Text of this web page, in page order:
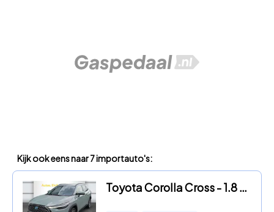
Kijk ook eens naar 7 importauto's:
Toyota Corolla Cross - 1.8 Hybrid Team D FWD Top